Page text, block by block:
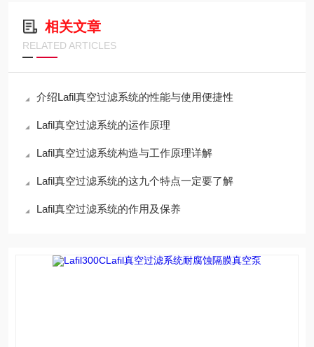
相关文章
RELATED ARTICLES
介绍Lafil真空过滤系统的性能与使用便捷性
Lafil真空过滤系统的运作原理
Lafil真空过滤系统构造与工作原理详解
Lafil真空过滤系统的这九个特点一定要了解
Lafil真空过滤系统的作用及保养